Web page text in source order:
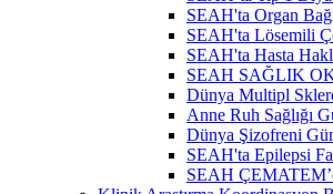
SEAH'ta Organ
SEAH'ta Lösemili
SEAH'ta Hasta
SEAH SAĞLIK
Dünya Multipl
Anne Ruh Sağlığı
Dünya Şizofreni
SEAH'ta Epilepsi
SEAH